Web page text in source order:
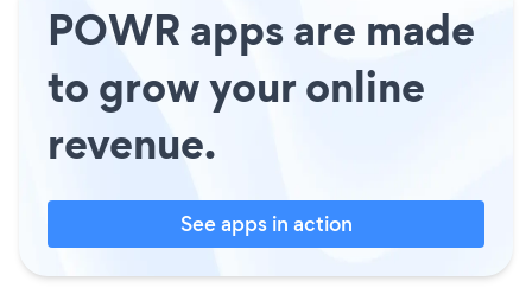
POWR apps are made
to grow your online
revenue.
See apps in action